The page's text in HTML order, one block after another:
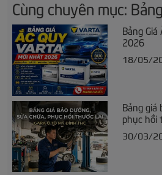
Cùng chuyên mục:
Bảng
2026
18/05/
Bảng giá
phục hồi
30/03/